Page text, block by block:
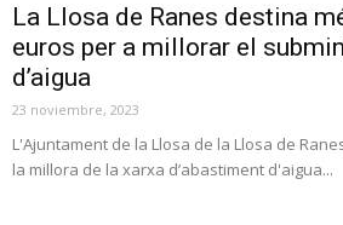
La Llosa de Ranes destina
euros per a millorar el
d’aigua
23 noviembre, 2023
L'Ajuntament de la Llosa de la Llosa de
la millora de la xarxa d’abastiment d'aigua...